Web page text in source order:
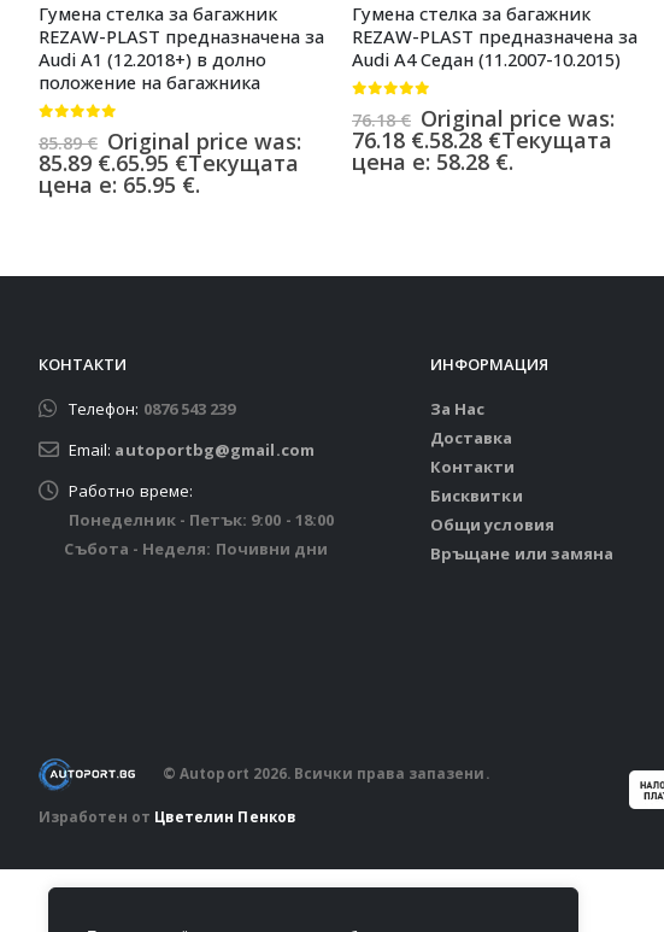
Гумена стелка за багажник
REZAW-PLAST предназначена за
Audi A1 (12.2018+) в долно
положение на багажника
85.89€ Original price was:
85.89 €.65.95 €Текущата
цена е: 65.95 €.
Гумена стелка за багажник
REZAW-PLAST предназначена за
Audi A4 Седан (11.2007-10.2015)
76.18€ Original price was:
76.18 €.58.28 €Текущата
цена е: 58.28 €.
КОНТАКТИ
Телефон: 0876 543 239
Email: autoportbg@gmail.com
Работно време:
Понеделник - Петък: 9:00 - 18:00
Събота - Неделя: Почивни дни
ИНФОРМАЦИЯ
За Нас
Доставка
Контакти
Бисквитки
Общи условия
Връщане или замяна
© Autoport 2026. Всички права запазени.
Изработен от Цветелин Пенков